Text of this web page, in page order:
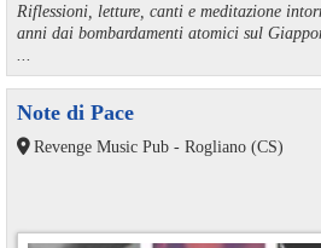
Riflessioni, letture, canti e meditazione
anni dai bombardamenti atomici sul
...
Note di Pace
Revenge Music Pub - Rogliano (CS)